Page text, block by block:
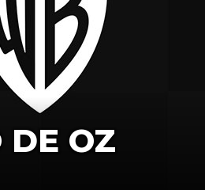
DE OZ